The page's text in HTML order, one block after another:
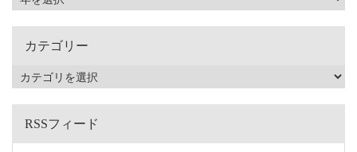
カテゴリー
RSSフィード